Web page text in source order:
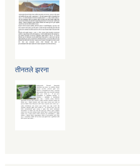
तीनतले झरना